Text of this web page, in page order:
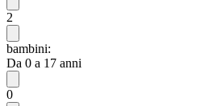
2
bambini:
Da 0 a 17 anni
0